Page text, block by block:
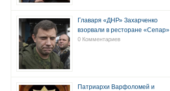
Главаря «ДНР» Захарченко
взорвали в ресторане «Сепар»
0 Комментариев
Патриархи Варфоломей и